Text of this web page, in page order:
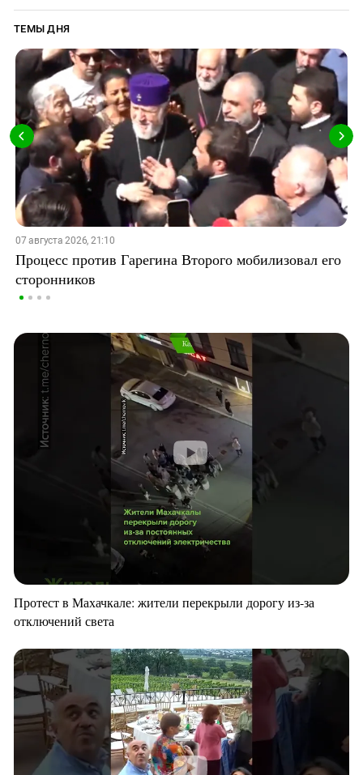
ТЕМЫ ДНЯ
07 августа 2026, 21:10
Процесс против Гарегина Второго мобилизовал его
сторонников
Протест в Махачкале: жители перекрыли дорогу из-за
отключений света